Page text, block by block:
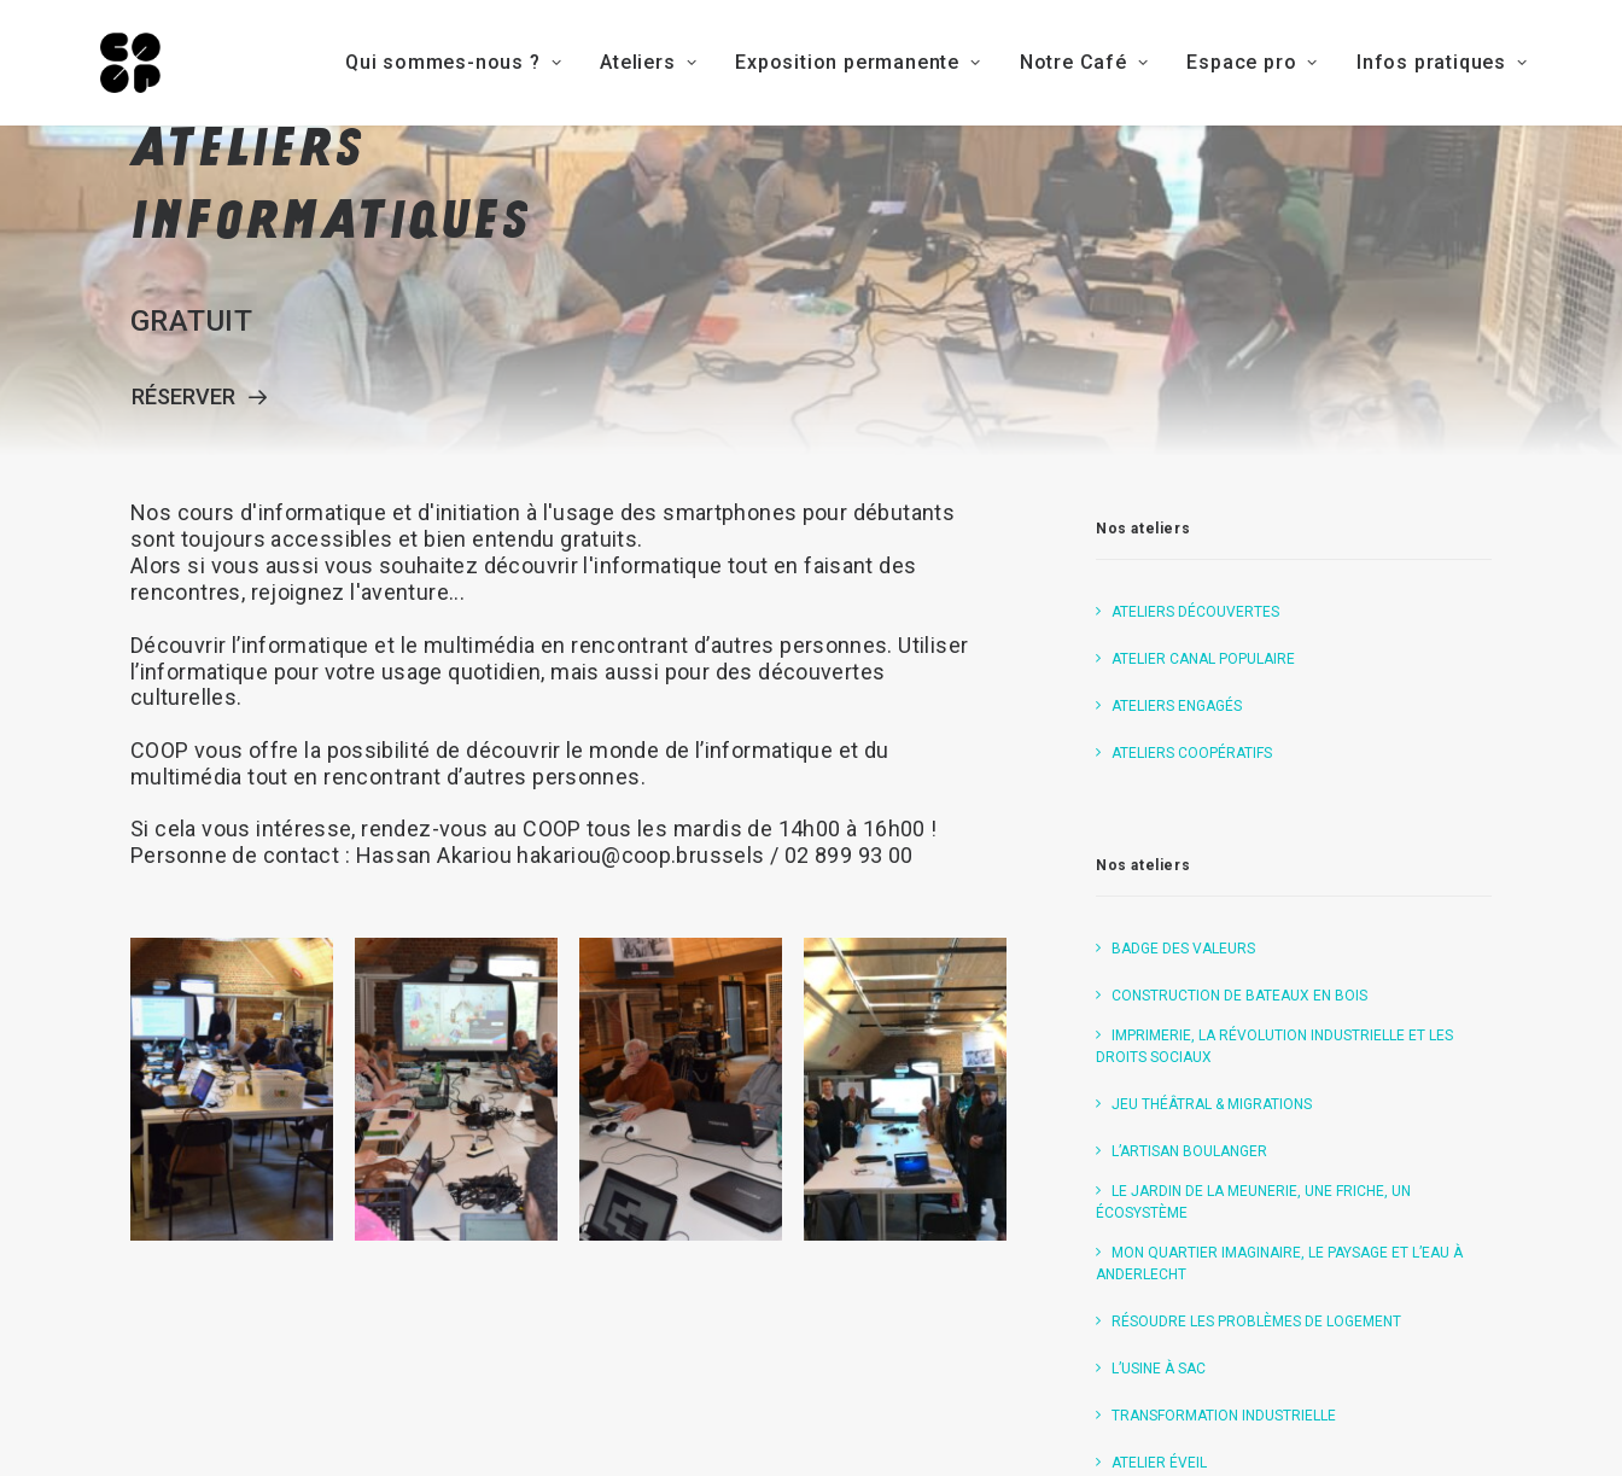
Qui sommes-nous ? Ateliers Exposition permanente Notre Café Espace pro Infos pratiques
ATELIERS
INFORMATIQUES
GRATUIT
RÉSERVER
Nos cours d'informatique et d'initiation à l'usage des smartphones pour débutants
sont toujours accessibles et bien entendu gratuits.
Alors si vous aussi vous souhaitez découvrir l'informatique tout en faisant des
rencontres, rejoignez l'aventure...
Découvrir l’informatique et le multimédia en rencontrant d’autres personnes. Utiliser
l’informatique pour votre usage quotidien, mais aussi pour des découvertes
culturelles.
COOP vous offre la possibilité de découvrir le monde de l’informatique et du
multimédia tout en rencontrant d’autres personnes.
Si cela vous intéresse, rendez-vous au COOP tous les mardis de 14h00 à 16h00 !
Personne de contact : Hassan Akariou hakariou@coop.brussels / 02 899 93 00
Nos ateliers
ATELIERS DÉCOUVERTES
ATELIER CANAL POPULAIRE
ATELIERS ENGAGÉS
ATELIERS COOPÉRATIFS
Nos ateliers
BADGE DES VALEURS
CONSTRUCTION DE BATEAUX EN BOIS
IMPRIMERIE, LA RÉVOLUTION INDUSTRIELLE ET LES
DROITS SOCIAUX
JEU THÉÂTRAL & MIGRATIONS
L’ARTISAN BOULANGER
LE JARDIN DE LA MEUNERIE, UNE FRICHE, UN
ÉCOSYSTÈME
MON QUARTIER IMAGINAIRE, LE PAYSAGE ET L’EAU À
ANDERLECHT
RÉSOUDRE LES PROBLÈMES DE LOGEMENT
L’USINE À SAC
TRANSFORMATION INDUSTRIELLE
ATELIER ÉVEIL